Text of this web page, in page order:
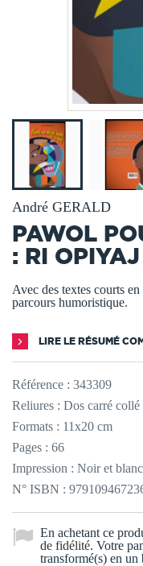
André GERALD
PAWOL
: RI OPIYAJ
Avec des textes courts
parcours humoristique.
LIRE LE RÉSUMÉ
Référence : 343309
Reliures : Dos carré collé
Formats : 11x20 cm
Pages : 66
Impression : Noir et blanc
N° ISBN :
En achetant ce
de fidélité. Votre
transformé(s) en